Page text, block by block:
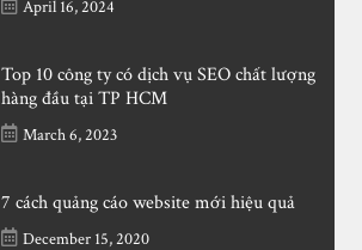
April 16, 2024
Top 10 công ty có dịch vụ SEO chất lượng
hàng đầu tại TP HCM
March 6, 2023
7 cách quảng cáo website mới hiệu quả
December 15, 2020